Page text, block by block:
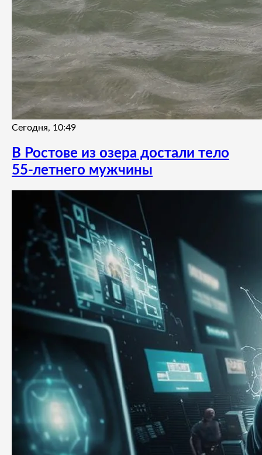
Сегодня, 10:49
В Ростове из озера достали тело
55-летнего мужчины